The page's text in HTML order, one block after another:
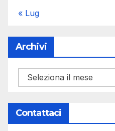
« Lug
Archivi
Archivi
Contattaci